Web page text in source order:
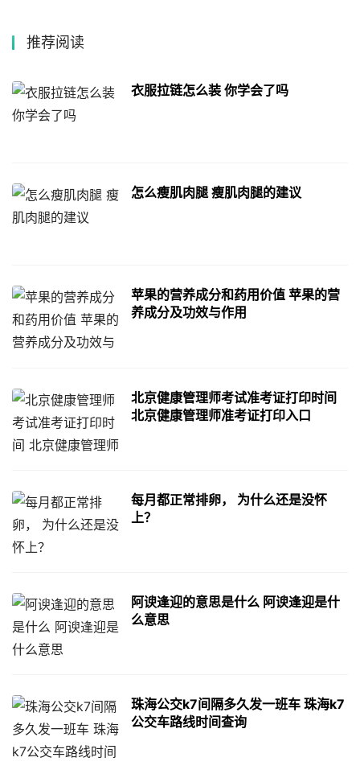
推荐阅读
衣服拉链怎么装 你学会了吗
怎么瘦肌肉腿 瘦肌肉腿的建议
苹果的营养成分和药用价值 苹果的营
养成分及功效与作用
北京健康管理师考试准考证打印时间
北京健康管理师准考证打印入口
每月都正常排卵， 为什么还是没怀
上？
阿谀逢迎的意思是什么 阿谀逢迎是什
么意思
珠海公交k7间隔多久发一班车 珠海k7
公交车路线时间查询